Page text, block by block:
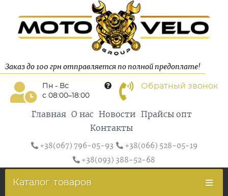
Заказ до 100 грн отправляется по полной предоплате!
Пн - Вс
с 08:00–18:00
Обратный звонок
Главная О нас Новости
Прайсы опт
Контакты
+38(067) 796-05-93
+38(066) 528-05-19
+38(093) 388-52-68
Каталог товаров